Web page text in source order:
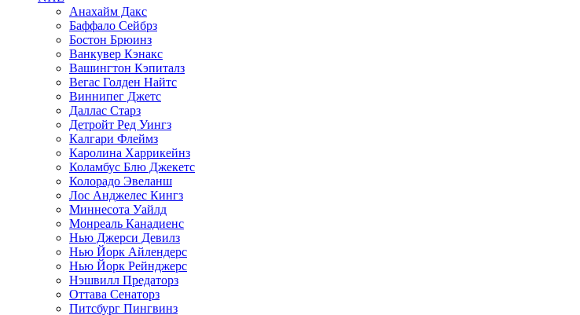
Анахайм Дакс
Баффало Сейбрз
Бостон Брюинз
Ванкувер Кэнакс
Вашингтон Кэпиталз
Вегас Голден Найтс
Виннипег Джетс
Даллас Старз
Детройт Ред Уингз
Калгари Флеймз
Каролина Харрикейнз
Коламбус Блю Джекетс
Колорадо Эвеланш
Лос Анджелес Кингз
Миннесота Уайлд
Монреаль Канадиенс
Нью Джерси Девилз
Нью Йорк Айлендерс
Нью Йорк Рейнджерс
Нэшвилл Предаторз
Оттава Сенаторз
Питсбург Пингвинз